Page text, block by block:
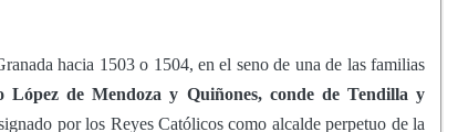
hacia 1503 o 1504, en el seno de una de las familias
López de Mendoza y Quiñones, conde de Tendilla y
por los Reyes Católicos como alcalde perpetuo de la